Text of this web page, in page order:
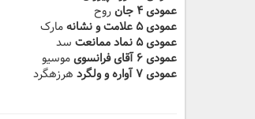
عمودی ۴ جان
روح
عمودی ۵ علامت و نشانه
مارک
عمودی ۵ نماد ممانعت
سد
عمودی ۶ آقای فرانسوی
موسیو
عمودی ۷ آواره و ولگرد
هرزهگرد